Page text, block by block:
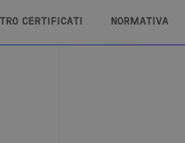
CERTIFICATI NORMATIVA